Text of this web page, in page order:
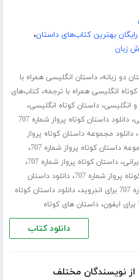
رایگان بهترین کتاب‌های داستان،
زبان
دو زبانه،داستان انگلیسی همراه با
انگلیسی همراه با ترجمه،کتاب‌های
و انگلیسی،داستان کوتاه انگلیسی،
،
دانلود داستان کوتاه پرواز شماره 707
،دانلود مجموعه داستان کوتاه پرواز
داستان کوتاه پرواز شماره 707 ،
،داستان کوتاه پرواز شماره 707 ،
پرواز شماره 707 ،دانلود داستان
،دانلود داستان کوتاه
،داستان های کوتاه
دانلود کتاب
از نویسندگان مختلف